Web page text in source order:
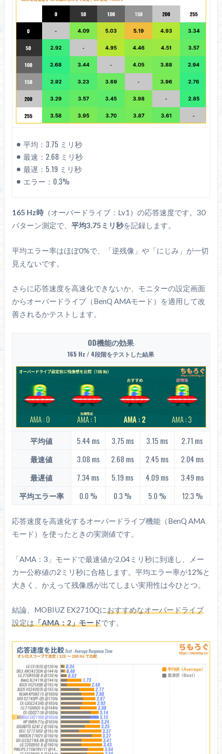
規格 CIE1931
CIE1976
もっとも一般的な色域
DCI P3
シネマ向けの色域
Rec.2020 72.1%
DCI P3カバー率を比較する
Rec.2020カバー率を比較する
均一性（色ムラ）
※クリックすると画像拡大
色ムラを測定 色ムラを比較
最大：300.9 cd/m²
最低：241.9 cd/m²
平均値：8.9%
視野角の広さ
※クリックすると画像拡大
平均：3.75 ミリ秒
最速：2.68 ミリ秒
最遅：5.19 ミリ秒
エラー：0.3%
165 Hz時（オーバードライブ：Lv1）の応答速度です。30
パターン測定で、 平均3.75ミリ秒を記録します。
平均エラー率はほぼ0%で、「逆残像」や「にじみ」が一切
見えないです。
さらに応答速度を高速化できないか、モニターの設定画面
からオーバードライブ（BenQ AMAモード）を適用して改
善されるかテストします。
OD機能の効果
165 Hz / 4段階をテストした結果
平均値 5.44 ms 3.75 ms 3.15 ms
2.71 ms
最速値
3.08 ms 2.68 ms 2.45 ms
2.04 ms
最遅値
7.34 ms 5.19 ms 4.09 ms
3.49 ms
平均エラー率
0.0 % 0.3 % 5.0 % 12.3 %
応答速度を高速化するオーバードライブ機能（BenQ AMA
モード）を使ったときの実測値です。
「AMA：3」モードで最速値が2.04ミリ秒に到達し、メー
カー公称値の2ミリ秒に合格します。平均エラー率が12%と
大きく、かえって残像感が出てしまい実用性は今ひとつ。
結論、MOBIUZ EX2710Qにおすすめなオーバードライブ
設定は「AMA：2」モードです。